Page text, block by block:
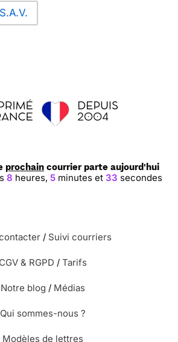
05/2015 : Moderne et sobre.
07/2014 : Carte "passe partout".
dommage !
prochain courrier parte aujourd'hui
8 heures, 5 minutes et 32 secondes
/ Suivi courriers
CGV & RGPD / Tarifs
Notre blog / Médias
Qui sommes-nous ?
Modèles de lettres